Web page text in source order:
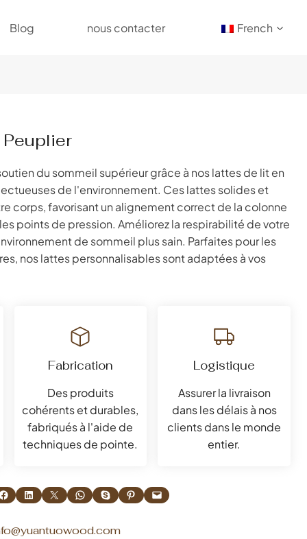
Blog nous contacter French
Peuplier
du sommeil supérieur grâce à nos lattes de lit en
de l'environnement. Ces lattes solides et
corps, favorisant un alignement correct de la colonne
points de pression. Améliorez la respirabilité de votre
de sommeil plus sain. Parfaites pour les
nos lattes personnalisables sont adaptées à vos
Fabrication
Des produits
cohérents et durables,
fabriqués à l'aide de
techniques de pointe.
Logistique
Assurer la livraison
dans les délais à nos
clients dans le monde
entier.
sur Facebook
Partager sur LinkedIn
Partager sur X Partager sur WhatsApp
Partager sur SkypePartager sur Pinterest
Envoyer cette page par e-mail